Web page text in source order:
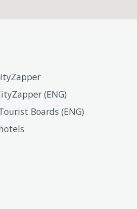
(ENG)
Boards (ENG)